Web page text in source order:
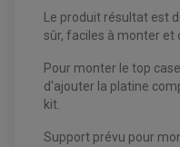
Le produit résultat est
sûr, faciles à monter et
Pour monter le top
d'ajouter la platine
kit.
Support prévu pour